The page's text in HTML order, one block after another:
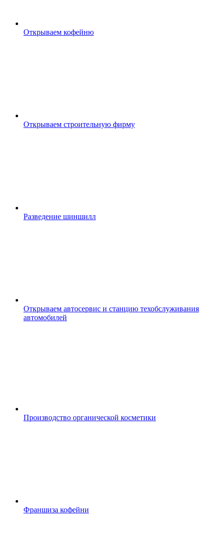
Открываем кофейню
Открываем строительную фирму
Разведение шиншилл
Открываем автосервис и станцию техобслуживания
автомобилей
Производство органической косметики
Франшиза кофейни